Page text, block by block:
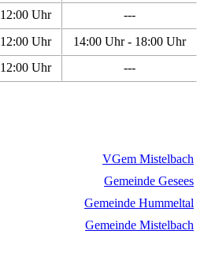
Uhr
---
Uhr
14:00 Uhr - 18:00 Uhr
Uhr
---
VGem Mistelbach
Gemeinde Gesees
Gemeinde Hummeltal
Gemeinde Mistelbach